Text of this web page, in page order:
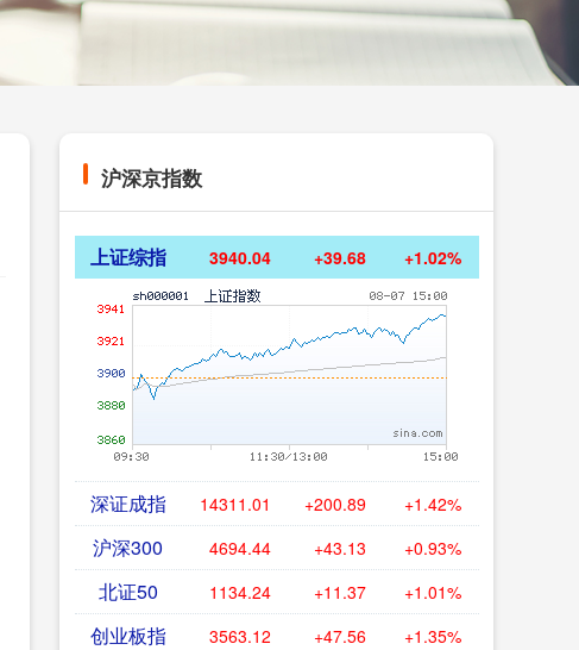
沪深京指数
上证综指 3940.04 +39.68 +1.02%
深证成指 14311.01 +200.89 +1.42%
沪深300 4694.44 +43.13 +0.93%
北证50 1134.24 +11.37 +1.01%
创业板指 3563.12 +47.56 +1.35%